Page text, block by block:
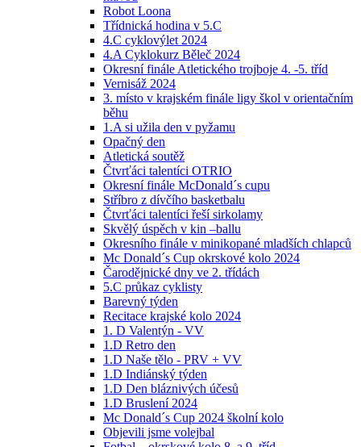
Robot Loona
Třídnická hodina v 5.C
4.C cyklovýlet 2024
4.A Cyklokurz Běleč 2024
Okresní finále Atletického trojboje 4. -5. tříd
Vernisáž 2024
3. místo v krajském finále ligy škol v orientačním
běhu
1.A si užila den v pyžamu
Opačný den
Atletická soutěž
Čtvrťáci talentíci OTRIO
Okresní finále McDonald´s cupu
Stříbro z dívčího basketbalu
Čtvrťáci talentíci řeší sirkolamy
Skvělý úspěch v kin –ballu
Okresního finále v minikopané mladších chlapců
Mc Donald´s Cup okrskové kolo 2024
Čarodějnické dny ve 2. třídách
5.C průkaz cyklisty
Barevný týden
Recitace krajské kolo 2024
1. D Valentýn - VV
1.D Retro den
1.D Naše tělo - PRV + VV
1.D Indiánský týden
1.D Den bláznivých účesů
1.D Bruslení 2024
Mc Donald´s Cup 2024 školní kolo
Objevili jsme volejbal